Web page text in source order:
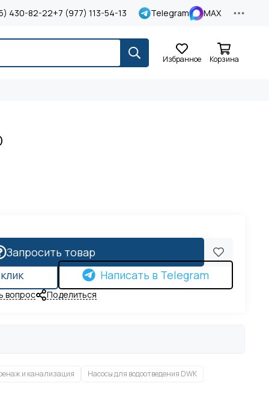
430-82-22+7 (977) 113-54-13 Telegram MAX
Избранное Корзина
Запросить товар
Написать в Telegram
вопрос Поделиться
и канализация Насосы для водоотведения DWK